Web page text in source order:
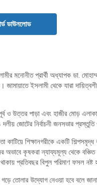
ডাউনলোড
মনোনীত প্রার্থী অধ্যাপক ডা.
ইসলামী থেকে যারা
ও উত্তর পাড়া এবং হাজীর মোড়
জোটের নির্বাচনী জনসভার প্রস্তুতি
কাটিয়ে শিক্ষানগরীকে একটি
অভাবে কৃষকরা ন্যায্যমূল্য থেকে
প্রতিবছর বিপুল পরিমাণ ফসল নষ্ট
তোলার উদ্যোগ নেওয়া হবে বলে